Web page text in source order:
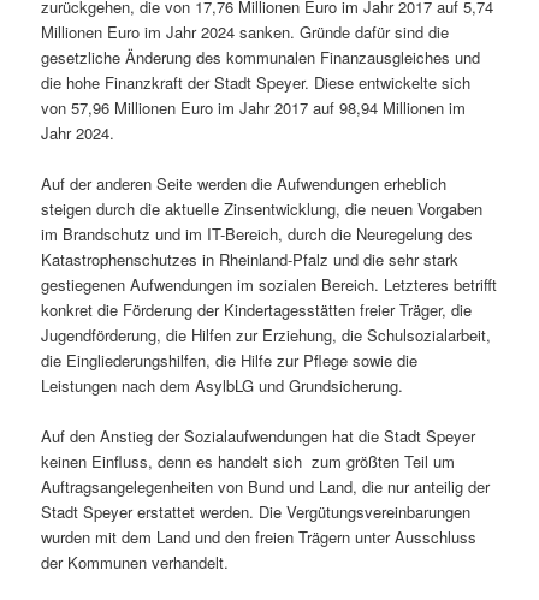
zurückgehen, die von 17,76 Millionen Euro im Jahr 2017 auf 5,74
Millionen Euro im Jahr 2024 sanken. Gründe dafür sind die
gesetzliche Änderung des kommunalen Finanzausgleiches und
die hohe Finanzkraft der Stadt Speyer. Diese entwickelte sich
von 57,96 Millionen Euro im Jahr 2017 auf 98,94 Millionen im
Jahr 2024.
Auf der anderen Seite werden die Aufwendungen erheblich
steigen durch die aktuelle Zinsentwicklung, die neuen Vorgaben
im Brandschutz und im IT-Bereich, durch die Neuregelung des
Katastrophenschutzes in Rheinland-Pfalz und die sehr stark
gestiegenen Aufwendungen im sozialen Bereich. Letzteres betrifft
konkret die Förderung der Kindertagesstätten freier Träger, die
Jugendförderung, die Hilfen zur Erziehung, die Schulsozialarbeit,
die Eingliederungshilfen, die Hilfe zur Pflege sowie die
Leistungen nach dem AsylbLG und Grundsicherung.
Auf den Anstieg der Sozialaufwendungen hat die Stadt Speyer
keinen Einfluss, denn es handelt sich zum größten Teil um
Auftragsangelegenheiten von Bund und Land, die nur anteilig der
Stadt Speyer erstattet werden. Die Vergütungsvereinbarungen
wurden mit dem Land und den freien Trägern unter Ausschluss
der Kommunen verhandelt.